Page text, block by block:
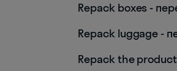
Repack boxes -
Repack luggage -
Repack the